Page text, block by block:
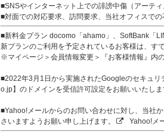
■SNSやインターネット上での誹謗中傷（アーテ
■対面での対応要求、訪問要求、当社オフィスでの
■新料金プラン docomo「ahamo」、SoftBank「
新プランのご利用を予定されているお客様は、す
※マイページ＞会員情報変更＞『お客様情報』内
■2022年3月1日から実施されたGoogleのセキュ
o.jp】のドメインを受信許可設定をお願いいたしま
■Yahoo!メールからのお問い合わせに対し、当社
さいますようお願い申し上げます。
Yahoo!メ